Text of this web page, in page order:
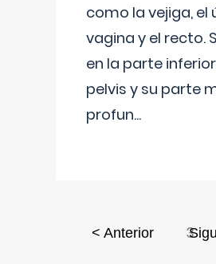
como la vejiga, el
vagina y el recto.
en la parte
pelvis y su parte
profun...
< Anterior 3